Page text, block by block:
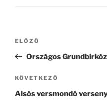
Bejegyzés
Korábbi
bejegyzés
ELŐZŐ
Országos
Következő
bejegyzés
KÖVETKEZŐ
Alsós versmondó